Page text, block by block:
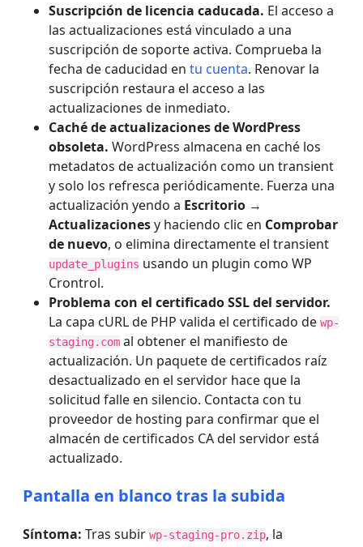
Suscripción de licencia caducada. El acceso a
las actualizaciones está vinculado a una
suscripción de soporte activa. Comprueba la
fecha de caducidad en tu cuenta. Renovar la
suscripción restaura el acceso a las
actualizaciones de inmediato.
Caché de actualizaciones de WordPress
obsoleta. WordPress almacena en caché los
metadatos de actualización como un transient
y solo los refresca periódicamente. Fuerza una
actualización yendo a Escritorio →
Actualizacionesy haciendo clic en Comprobar
de nuevo, o elimina directamente el transient
update_plugins usando un plugin como WP
Crontrol.
Problema con el certificado SSL del servidor.
La capa cURL de PHP valida el certificado de wp-
staging.com al obtener el manifiesto de
actualización. Un paquete de certificados raíz
desactualizado en el servidor hace que la
solicitud falle en silencio. Contacta con tu
proveedor de hosting para confirmar que el
almacén de certificados CA del servidor está
actualizado.
Pantalla en blanco tras la subida
Síntoma: Tras subir wp-staging-pro.zip, la